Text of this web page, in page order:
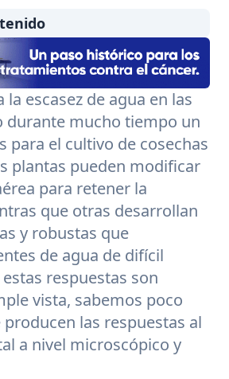
la escasez de agua en las
durante mucho tiempo un
para el cultivo de cosechas
plantas pueden modificar
para retener la
que otras desarrollan
y robustas que
de agua de difícil
respuestas son
vista, sabemos poco
las respuestas al
a nivel microscópico y